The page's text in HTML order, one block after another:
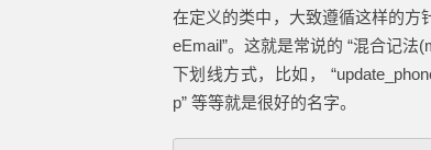
在定义的类中，大致遵循这样的方
eEmail”。这就是常说的 “混合记法
下划线方式，比如，
p” 等等就是很好的名字。